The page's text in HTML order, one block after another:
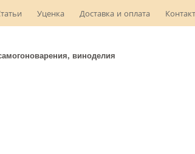
Уценка Доставка и оплата
виноделия